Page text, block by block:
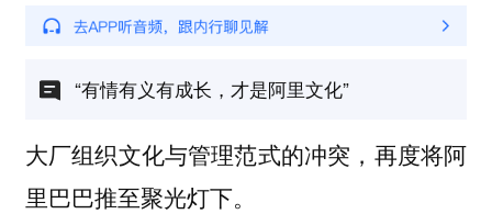
“有情有义有成长，才是阿里文化”
大厂组织文化与管理范式的冲突，再度将阿
里巴巴推至聚光灯下。